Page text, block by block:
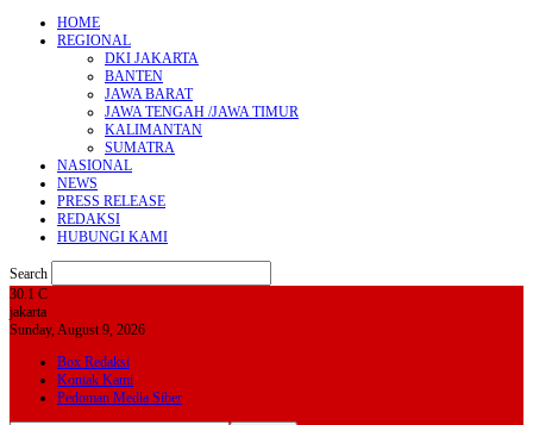
HOME
REGIONAL
DKI JAKARTA
BANTEN
JAWA BARAT
JAWA TENGAH /JAWA TIMUR
KALIMANTAN
SUMATRA
NASIONAL
NEWS
PRESS RELEASE
REDAKSI
HUBUNGI KAMI
Search
30.1 C
jakarta
Sunday, August 9, 2026
Box Redaksi
Kontak Kami
Pedoman Media Siber